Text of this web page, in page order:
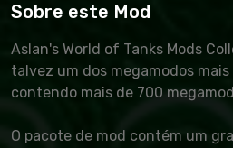
Sobre este Mod
Aslan's World of Tanks Mods
talvez um dos megamodos mais
contendo mais de 700
O pacote de mod contém um